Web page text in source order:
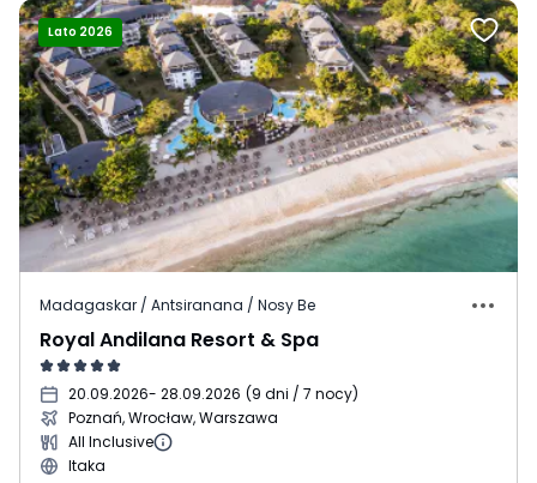
Lato 2026
Madagaskar / Antsiranana / Nosy Be
Royal Andilana Resort & Spa
20.09.2026- 28.09.2026 (9 dni / 7 nocy)
Poznań, Wrocław, Warszawa
All Inclusive
Itaka